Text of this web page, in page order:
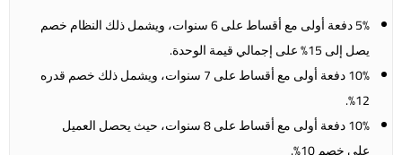
5% دفعة أولى مع أقساط على 6 سنوات، ويشمل ذلك النظام خصم
يصل إلى 15% على إجمالي قيمة الوحدة.
10% دفعة أولى مع أقساط على 7 سنوات، ويشمل ذلك خصم قدره
12%.
10% دفعة أولى مع أقساط على 8 سنوات، حيث يحصل العميل
على خصم 10%.